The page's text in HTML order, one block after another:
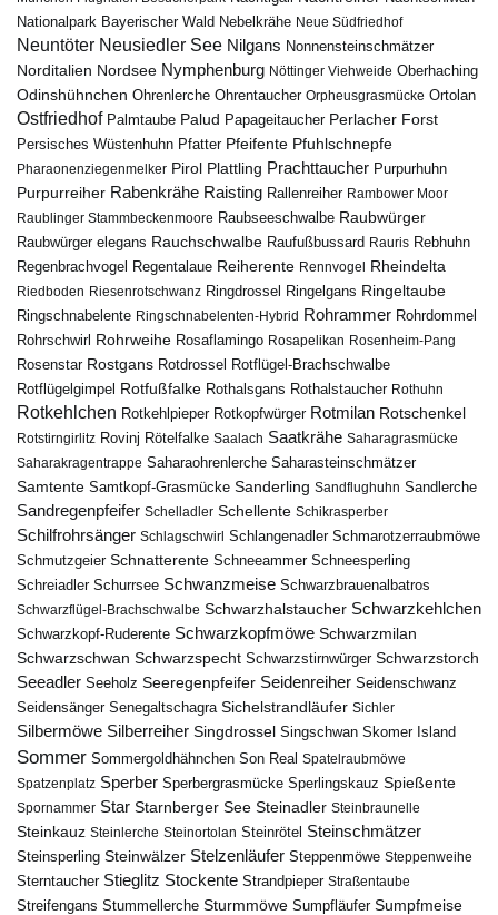
Nationalpark Bayerischer Wald Nebelkrähe Neue Südfriedhof
Neuntöter Neusiedler See Nilgans Nonnensteinschmätzer
Norditalien Nordsee Nymphenburg Nöttinger Viehweide Oberhaching
Odinshühnchen Ohrenlerche Ohrentaucher Orpheusgrasmücke Ortolan
Ostfriedhof Palmtaube Palud Papageitaucher Perlacher Forst
Persisches Wüstenhuhn Pfatter Pfeifente Pfuhlschnepfe
Pharaonenziegenmelker Pirol Plattling Prachttaucher Purpurhuhn
Purpurreiher Rabenkrähe Raisting Rallenreiher Rambower Moor
Raublinger Stammbeckenmoore Raubseeschwalbe Raubwürger
Raubwürger elegans Rauchschwalbe Raufußbussard Rauris Rebhuhn
Regenbrachvogel Regentalaue Reiherente Rennvogel Rheindelta
Riedboden Riesenrotschwanz Ringdrossel Ringelgans Ringeltaube
Ringschnabelente Ringschnabelenten-Hybrid Rohrammer Rohrdommel
Rohrschwirl Rohrweihe Rosaflamingo Rosapelikan Rosenheim-Pang
Rosenstar Rostgans Rotdrossel
Rotflügel-Brachschwalbe
Rotflügelgimpel Rotfußfalke Rothalsgans Rothalstaucher Rothuhn
Rotkehlchen Rotkehlpieper Rotkopfwürger Rotmilan Rotschenkel
Rotstirngirlitz Rovinj Rötelfalke Saalach Saatkrähe Saharagrasmücke
Saharakragentrappe Saharaohrenlerche Saharasteinschmätzer
Samtente Samtkopf-Grasmücke Sanderling Sandflughuhn Sandlerche
Sandregenpfeifer Schelladler Schellente Schikrasperber
Schilfrohrsänger Schlagschwirl Schlangenadler Schmarotzerraubmöwe
Schmutzgeier Schnatterente Schneeammer Schneesperling
Schreiadler Schurrsee Schwanzmeise Schwarzbrauenalbatros
Schwarzflügel-Brachschwalbe Schwarzhalstaucher Schwarzkehlchen
Schwarzkopf-Ruderente Schwarzkopfmöwe Schwarzmilan
Schwarzschwan Schwarzspecht Schwarzstirnwürger Schwarzstorch
Seeadler Seeholz Seeregenpfeifer Seidenreiher Seidenschwanz
Seidensänger Senegaltschagra Sichelstrandläufer Sichler
Silbermöwe Silberreiher Singdrossel Singschwan Skomer Island
Sommer Sommergoldhähnchen Son Real Spatelraubmöwe
Spatzenplatz Sperber Sperbergrasmücke Sperlingskauz Spießente
Spornammer Star Starnberger See Steinadler Steinbraunelle
Steinkauz Steinlerche Steinortolan Steinrötel Steinschmätzer
Steinsperling Steinwälzer Stelzenläufer Steppenmöwe Steppenweihe
Sterntaucher Stieglitz Stockente Strandpieper Straßentaube
Streifengans Stummellerche Sturmmöwe Sumpfläufer Sumpfmeise